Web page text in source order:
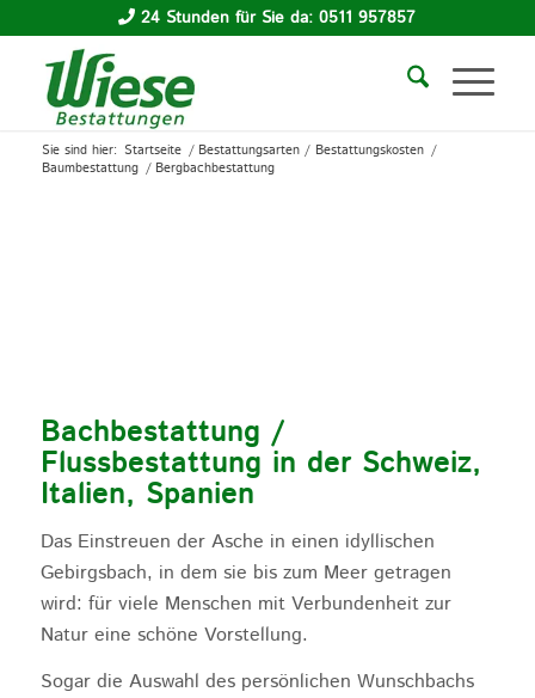
24 Stunden für Sie da: 0511 957857
Sie sind hier: Startseite / Bestattungsarten / Bestattungskosten /
Baumbestattung / Bergbachbestattung
Bachbestattung /
Flussbestattung in der Schweiz,
Italien, Spanien
Das Einstreuen der Asche in einen idyllischen
Gebirgsbach, in dem sie bis zum Meer getragen
wird: für viele Menschen mit Verbundenheit zur
Natur eine schöne Vorstellung.
Sogar die Auswahl des persönlichen Wunschbachs